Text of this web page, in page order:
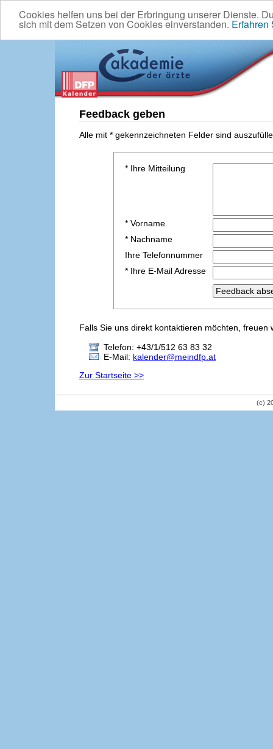
Cookies helfen uns bei der Erbringung unserer Dienste.
sich mit dem Setzen von Cookies einverstanden. Erfahren
Feedback geben
Alle mit * gekennzeichneten Felder sind
* Ihre Mitteilung
* Vorname
* Nachname
Ihre Telefonnummer
* Ihre E-Mail Adresse
Falls Sie uns direkt kontaktieren möchten,
Telefon: +43/1/512 63 83 32
E-Mail: kalender@meindfp.at
Zur Startseite >>
(c)